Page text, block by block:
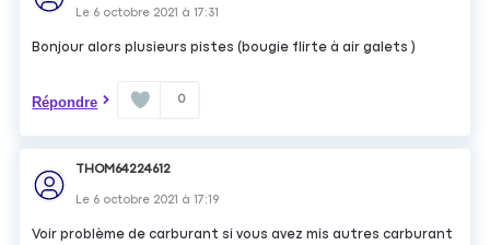
Le 6 octobre 2021 à17:31
Bonjour alors plusieurs pistes (bougie flirte à air galets )
Répondre 0
THOM64224612
Le 6 octobre 2021 à17:19
Voir problème de carburant si vous avez mis autres carburant